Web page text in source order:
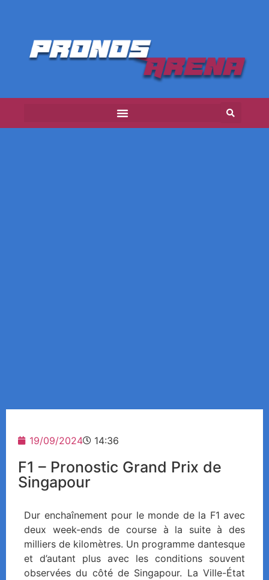
19/09/2024 14:36
F1 – Pronostic Grand Prix de
Singapour
Dur enchaînement pour le monde de la F1 avec
deux week-ends de course à la suite à des
milliers de kilomètres. Un programme dantesque
et d’autant plus avec les conditions souvent
observées du côté de Singapour. La Ville-État